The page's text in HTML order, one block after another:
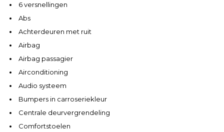
6 versnellingen
Abs
Achterdeuren met ruit
Airbag
Airbag passagier
Airconditioning
Audio systeem
Bumpers in carroseriekleur
Centrale deurvergrendeling
Comfortstoelen